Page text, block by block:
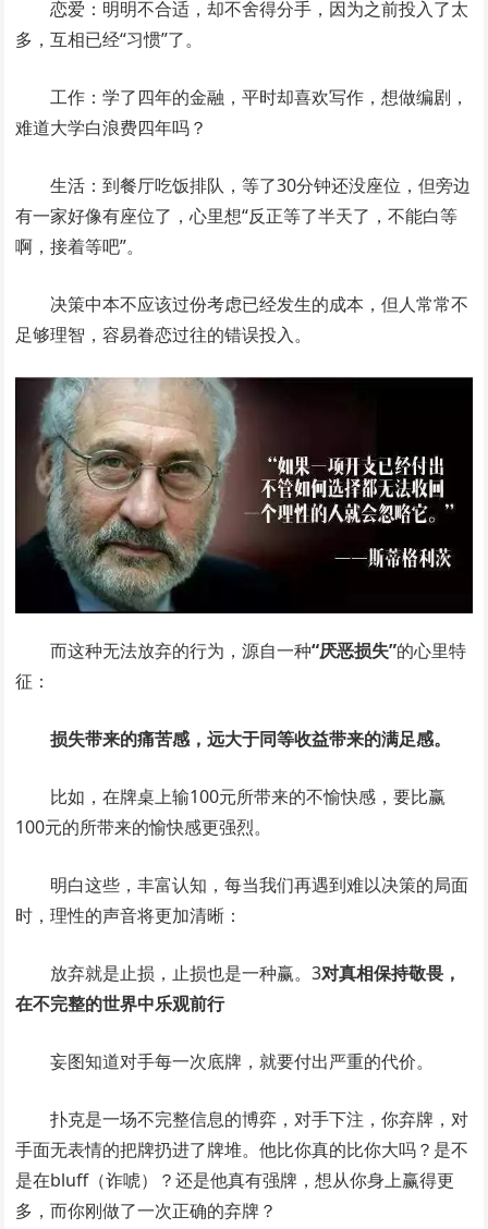
恋爱：明明不合适，却不舍得分手，因为之前投入了太
多，互相已经“习惯”了。
工作：学了四年的金融，平时却喜欢写作，想做编剧，
难道大学白浪费四年吗？
生活：到餐厅吃饭排队，等了30分钟还没座位，但旁边
有一家好像有座位了，心里想“反正等了半天了，不能白等
啊，接着等吧”。
决策中本不应该过份考虑已经发生的成本，但人常常不
足够理智，容易眷恋过往的错误投入。
而这种无法放弃的行为，源自一种“厌恶损失”的心里特
征：
损失带来的痛苦感，远大于同等收益带来的满足感。
比如，在牌桌上输100元所带来的不愉快感，要比赢
100元的所带来的愉快感更强烈。
明白这些，丰富认知，每当我们再遇到难以决策的局面
时，理性的声音将更加清晰：
放弃就是止损，止损也是一种赢。3对真相保持敬畏，
在不完整的世界中乐观前行
妄图知道对手每一次底牌，就要付出严重的代价。
扑克是一场不完整信息的博弈，对手下注，你弃牌，对
手面无表情的把牌扔进了牌堆。他比你真的比你大吗？是不
是在bluff（诈唬）？还是他真有强牌，想从你身上赢得更
多，而你刚做了一次正确的弃牌？